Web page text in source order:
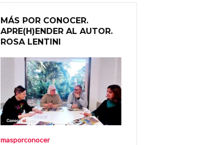
MÁS POR CONOCER.
APRE(H)ENDER AL AUTOR.
ROSA LENTINI
masporconocer